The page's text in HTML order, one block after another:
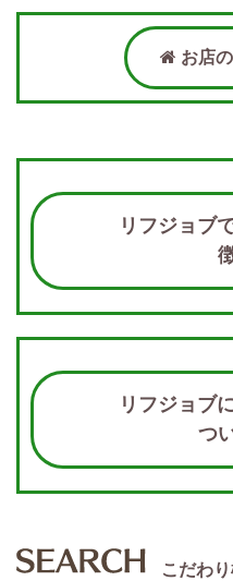
お店
リフジョブで
リフジョブに
つ
こだわ